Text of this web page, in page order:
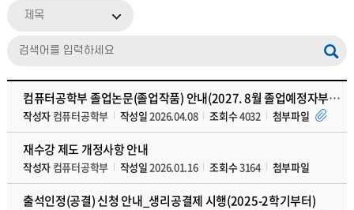
제목
컴퓨터공학부 졸업논문(졸업작품) 안내(2027. 8월 졸업예정자부터 적용)
작성자 컴퓨터공학부 작성일2026.04.08 조회수4032 첨부파일
재수강 제도 개정사항 안내
작성자 컴퓨터공학부 작성일2026.01.16 조회수3164 첨부파일
출석인정(공결) 신청 안내_생리공결제 시행(2025-2학기부터)